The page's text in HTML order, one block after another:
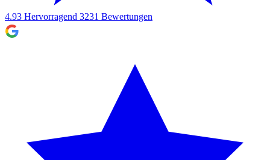
4.93 Hervorragend 3231 Bewertungen